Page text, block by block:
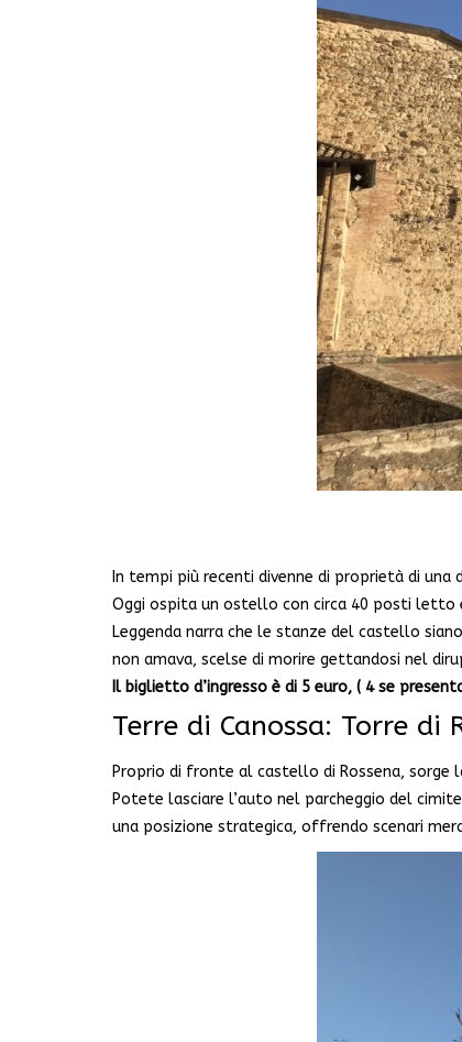
In tempi più recenti divenne di proprietà di
Oggi ospita un ostello con circa 40 posti
Leggenda narra che le stanze del castello
non amava, scelse di morire gettandosi nel
Il biglietto d’ingresso è di 5 euro, ( 4 se
Terre di Canossa: Torre di
Proprio di fronte al castello di Rossena, sorge
Potete lasciare l’auto nel parcheggio del
una posizione strategica, offrendo scenari